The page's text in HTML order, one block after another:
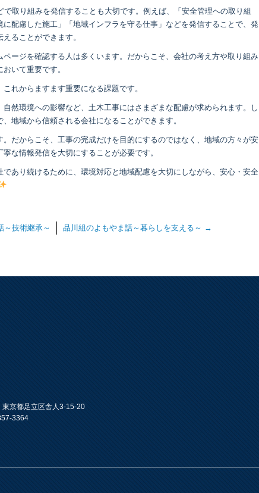
取り組みを発信することも大切です。例えば、「安全管理への取り組
配慮した施工」「地域インフラを守る仕事」などを発信することで、発
ることができます。
ージを確認する人は多くいます。だからこそ、会社の考え方や取り組み
いて重要です。
れからますます重要になる課題です。
然環境への影響など、土木工事にはさまざまな配慮が求められます。し
地域から信頼される会社になることができます。
だからこそ、工事の完成だけを目的にするのではなく、地域の方々が安
な情報発信を大切にすることが必要です。
あり続けるために、環境対応と地域配慮を大切にしながら、安心・安全
～技術継承～ 品川組のよもやま話～暮らしを支える～ →
京都足立区舎人3-15-20
3364